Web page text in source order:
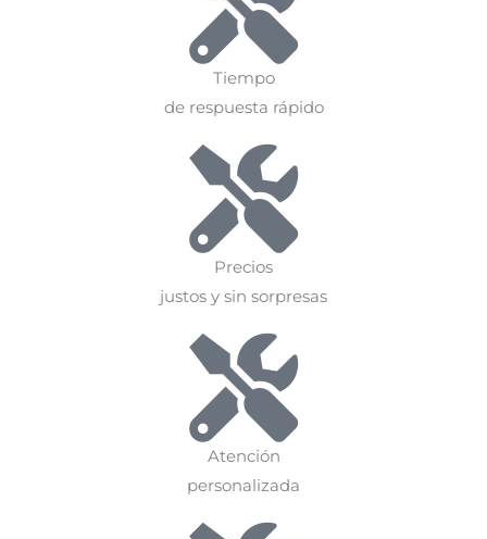
Tiempo
de respuesta rápido
Precios
justos y sin sorpresas
Atención
personalizada